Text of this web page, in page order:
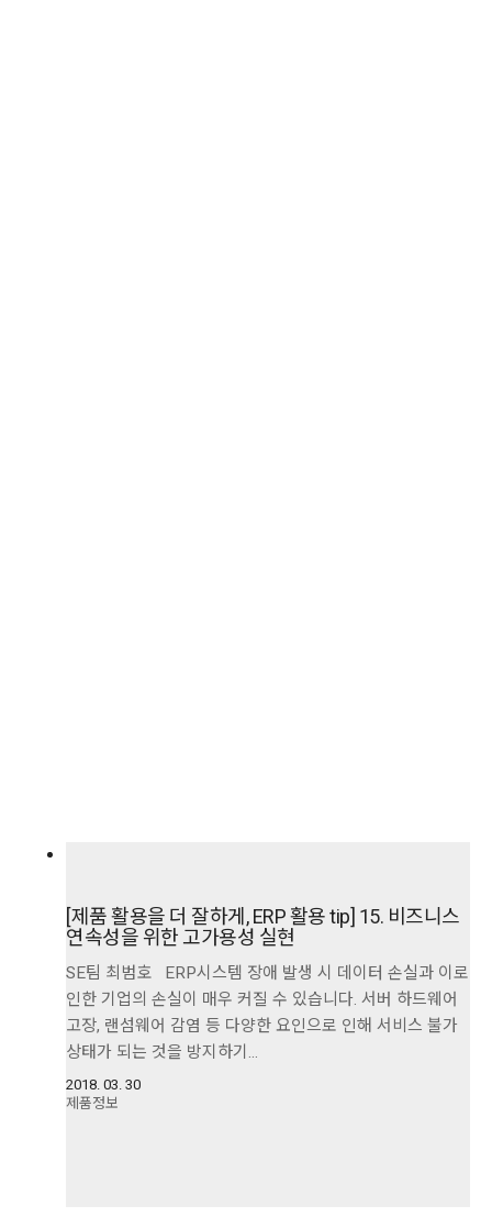
[제품 활용을 더 잘하게, ERP 활용 tip] 15. 비즈니스
연속성을 위한 고가용성 실현
SE팀 최범호 ERP시스템 장애 발생 시 데이터 손실과 이로
인한 기업의 손실이 매우 커질 수 있습니다. 서버 하드웨어
고장, 랜섬웨어 감염 등 다양한 요인으로 인해 서비스 불가
상태가 되는 것을 방지하기…
2018. 03. 30
제품정보